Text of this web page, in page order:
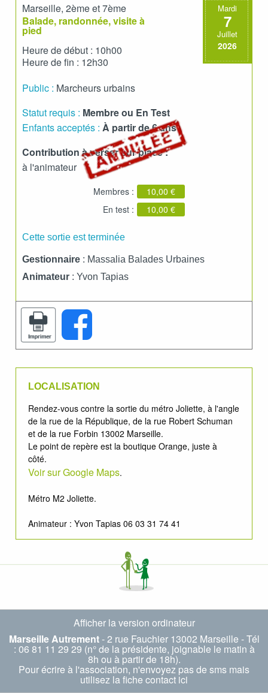
Mardi
7
Juillet
2026
Marseille, 2ème et 7ème
Balade, randonnée, visite à
pied
Heure de début : 10h00
Heure de fin : 12h30
Public : Marcheurs urbains
Statut requis : Membre ou En Test
Enfants acceptés : À partir de 6 ans
Contribution à verser sur place :
à l'animateur
Membres :
10,00 €
En test :
10,00 €
Cette sortie est terminée
Gestionnaire : Massalia Balades Urbaines
Animateur : Yvon Tapias
LOCALISATION
Rendez-vous contre la sortie du métro Joliette, à l'angle
de la rue de la République, de la rue Robert Schuman
et de la rue Forbin 13002 Marseille.
Le point de repère est la boutique Orange, juste à
côté.
Voir sur Google Maps.
Métro M2 Joliette.
Animateur : Yvon Tapias 06 03 31 74 41
Afficher la version ordinateur
Marseille Autrement- 2 rue Fauchier 13002 Marseille - Tél
: 06 81 11 29 29 (n° de la présidente, joignable le matin à
8h ou à partir de 18h).
Pour écrire à l'association, n'envoyez pas de sms mais
utilisez la fiche contact ici